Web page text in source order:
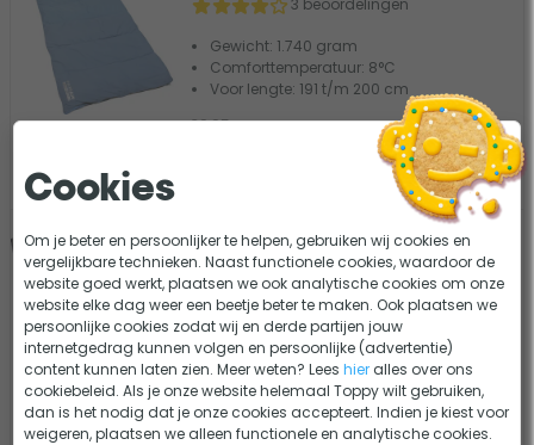
3 beoordelingen
Gewicht: 1.740 gram
Comforttemperatuur: 8°C
Voor lengte: 191 t/m 200 cm
39,95
- 20%
Vergelijk
Polydaun Finnan slaapzak - Blauw
0 beoordelingen
Gewicht: 2200 gram
Comforttemperatuur: 3ºC
Materiaal vulling: Polarsoft
59,95
47,96
Cookies
Om je beter en persoonlijker te helpen, gebruiken wij cookies en
vergelijkbare technieken. Naast functionele cookies, waardoor de
website goed werkt, plaatsen we ook analytische cookies om onze
website elke dag weer een beetje beter te maken. Ook plaatsen we
persoonlijke cookies zodat wij en derde partijen jouw
internetgedrag kunnen volgen en persoonlijke (advertentie)
content kunnen laten zien. Meer weten? Leeshier alles over ons
cookiebeleid. Als je onze website helemaal Toppy wilt gebruiken,
dan is het nodig dat je onze cookies accepteert. Indien je kiest voor
weigeren, plaatsen we alleen functionele en analytische cookies.